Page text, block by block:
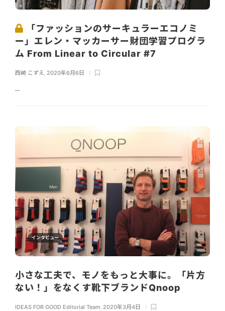
「ファッションのサーキュラーエコノミ
ー」エレン・マッカーサー財団学習プログラ
ム From Linear to Circular #7
西崎 こずえ, 2020年6月6日
...
インタビュー
小さな工夫で、モノをもっと大事に。「片方
ない！」をなくす靴下ブランドQnoop
IDEAS FOR GOOD Editorial Team 2020年3月4日